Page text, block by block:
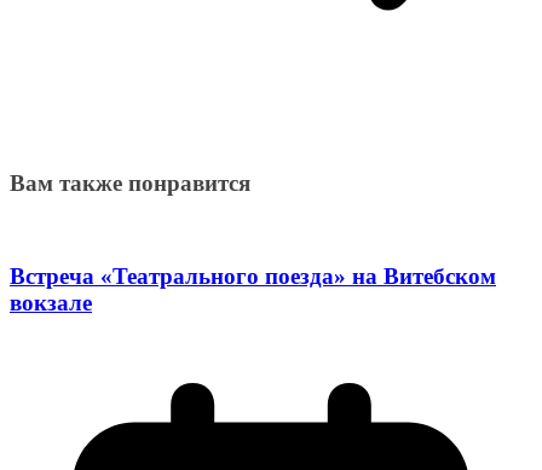
Вам также понравится
Встреча «Театрального поезда» на Витебском
вокзале